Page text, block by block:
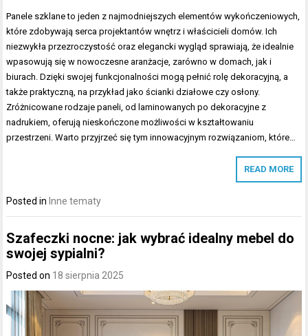
Panele szklane to jeden z najmodniejszych elementów wykończeniowych,
które zdobywają serca projektantów wnętrz i właścicieli domów. Ich
niezwykła przezroczystość oraz elegancki wygląd sprawiają, że idealnie
wpasowują się w nowoczesne aranżacje, zarówno w domach, jak i
biurach. Dzięki swojej funkcjonalności mogą pełnić rolę dekoracyjną, a
także praktyczną, na przykład jako ścianki działowe czy osłony.
Zróżnicowane rodzaje paneli, od laminowanych po dekoracyjne z
nadrukiem, oferują nieskończone możliwości w kształtowaniu
przestrzeni. Warto przyjrzeć się tym innowacyjnym rozwiązaniom, które…
READ MORE
Posted in Inne tematy
Szafeczki nocne: jak wybrać idealny mebel do
swojej sypialni?
Posted on 18 sierpnia 2025